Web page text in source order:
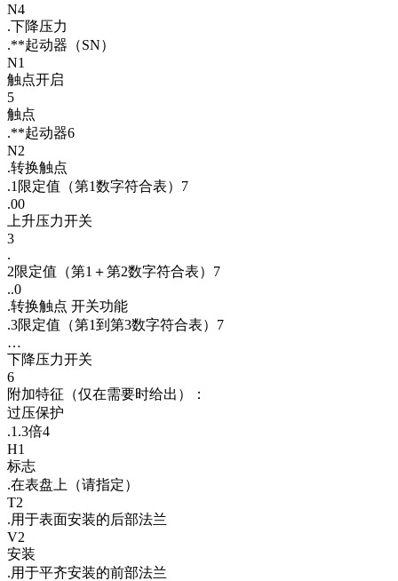
N4
.下降压力
.**起动器（SN）
N1
触点开启
5
触点
.**起动器6
N2
.转换触点
.1限定值（第1数字符合表）7
.00
上升压力开关
3
.
2限定值（第1＋第2数字符合表）7
..0
.转换触点 开关功能
.3限定值（第1到第3数字符合表）7
…
下降压力开关
6
附加特征（仅在需要时给出）：
过压保护
.1.3倍4
H1
标志
.在表盘上（请指定）
T2
.用于表面安装的后部法兰
V2
安装
.用于平齐安装的前部法兰